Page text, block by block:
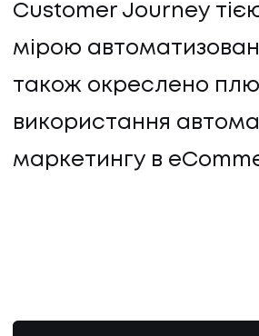
Customer Journey
мірою автоматизовані.
також окреслено
використання
маркетингу в